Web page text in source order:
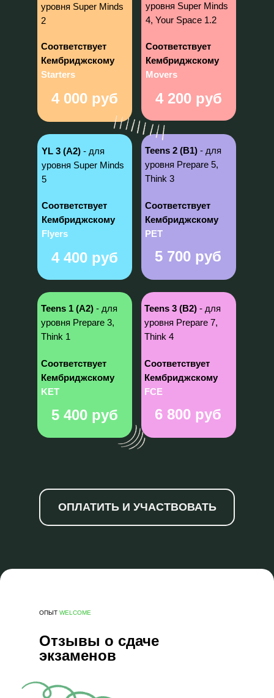
ОПЛАТИТЬ И УЧАСТВОВАТЬ
уровня Super Minds
2
4 000 руб
Соответствует
Кембриджскому
Starters
4 200 руб
уровня Super Minds
4, Your Space 1.2
Соответствует
Кембриджскому
Movers
4 400 руб
YL 3 (A2) - для
уровня Super Minds
5
Соответствует
Кембриджскому
Flyers
Teens 1 (A2) - для
уровня Prepare 3,
Think 1
5 400 руб
Соответствует
Кембриджскому
KET
5 700 руб
Teens 2 (B1) - для
уровня Prepare 5,
Think 3
Соответствует
Кембриджскому
PET
6 800 руб
Teens 3 (B2) - для
уровня Prepare 7,
Think 4
Соответствует
Кембриджскому
FCE
Отзывы о сдаче
экзаменов
ОПЫТ WELCOME